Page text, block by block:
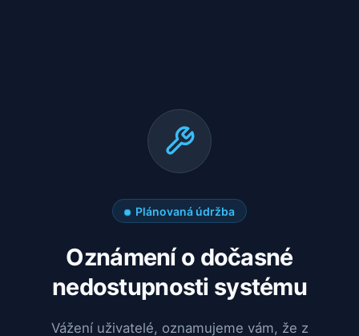
Plánovaná údržba
Oznámení o dočasné
nedostupnosti systému
Vážení uživatelé, oznamujeme vám, že z